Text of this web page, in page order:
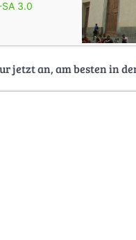
SA 3.0
jetzt an, am besten in